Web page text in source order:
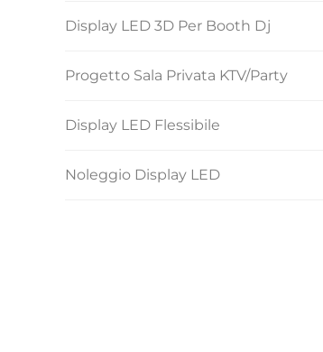
Display LED 3D Per Booth Dj
Progetto Sala Privata KTV/Party
Display LED Flessibile
Noleggio Display LED